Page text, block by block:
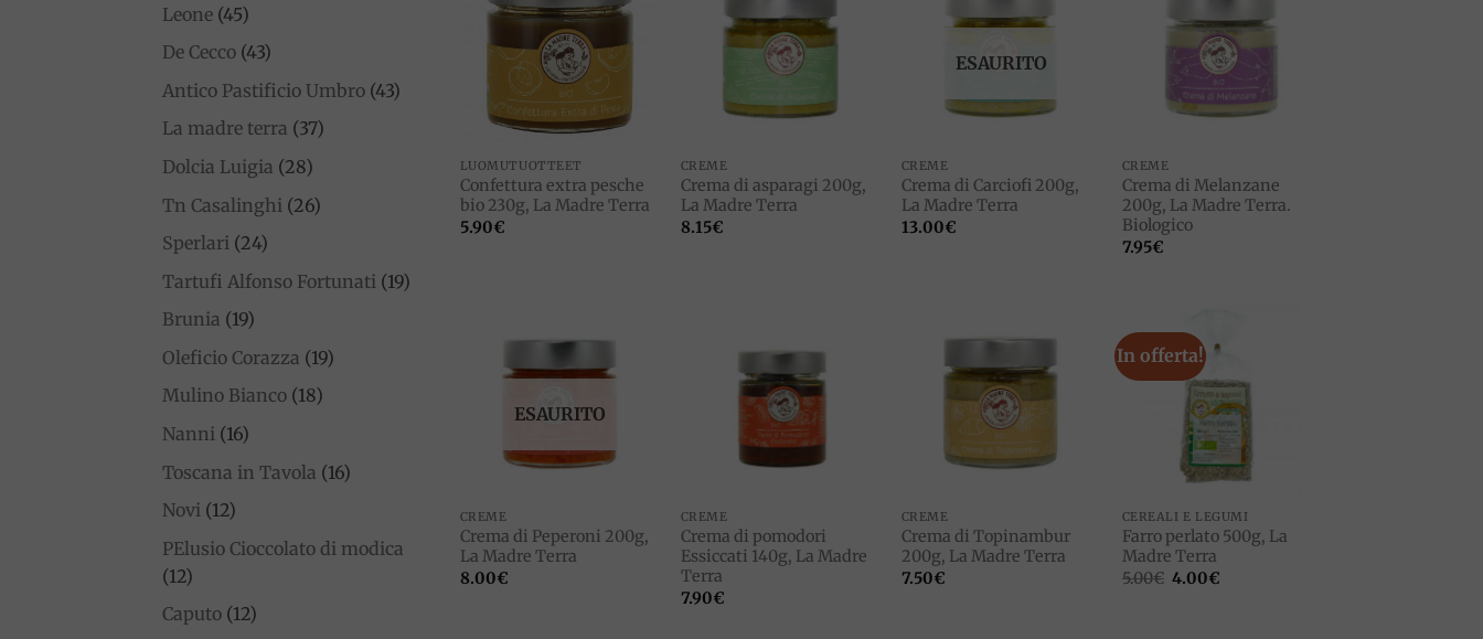
Leone (45)
De Cecco (43)
Antico Pastificio Umbro (43)
La madre terra (37)
Dolcia Luigia (28)
Tn Casalinghi (26)
Sperlari (24)
Tartufi Alfonso Fortunati (19)
Brunia (19)
Oleficio Corazza (19)
Mulino Bianco (18)
Nanni (16)
Toscana in Tavola (16)
Novi (12)
PElusio Cioccolato di modica
(12)
Caputo (12)
Add to
LUOMUTUOTTEET
Confettura extra pesche
bio 230g, La Madre Terra
5.90€
wishlist
CREME
Crema di asparagi 200g,
La Madre Terra
8.15€
wishlist
ESAURITO
CREME
Crema di Carciofi 200g,
La Madre Terra
13.00€
wishlist
CREME
Crema di Melanzane
200g, La Madre Terra.
Biologico
7.95€
wishlist
ESAURITO
CREME
Crema di Peperoni 200g,
La Madre Terra
8.00€
wishlist
CREME
Crema di pomodori
Essiccati 140g, La Madre
Terra
7.90€
wishlist
CREME
Crema di Topinambur
200g, La Madre Terra
7.50€
In offerta!
CEREALI E LEGUMI
Farro perlato 500g, La
Madre Terra
5.00€ Il
4.00€